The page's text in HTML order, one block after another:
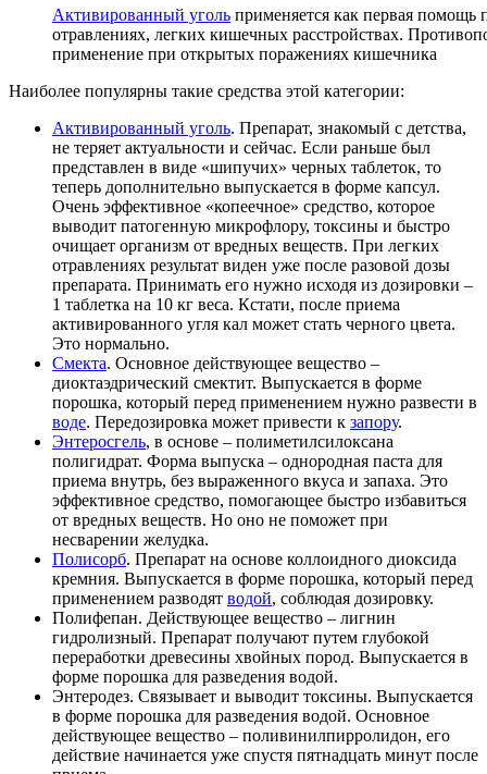
Активированный уголь применяется как первая
отравлениях, легких кишечных расстройствах.
применение при открытых поражениях кишечника
Наиболее популярны такие средства этой категории:
Активированный уголь. Препарат, знакомый с детства,
не теряет актуальности и сейчас. Если раньше был
представлен в виде «шипучих» черных таблеток, то
теперь дополнительно выпускается в форме капсул.
Очень эффективное «копеечное» средство, которое
выводит патогенную микрофлору, токсины и быстро
очищает организм от вредных веществ. При легких
отравлениях результат виден уже после разовой дозы
препарата. Принимать его нужно исходя из дозировки –
1 таблетка на 10 кг веса. Кстати, после приема
активированного угля кал может стать черного цвета.
Это нормально.
Смекта. Основное действующее вещество –
диоктаэдрический смектит. Выпускается в форме
порошка, который перед применением нужно развести в
воде. Передозировка может привести к запору.
Энтеросгель, в основе – полиметилсилоксана
полигидрат. Форма выпуска – однородная паста для
приема внутрь, без выраженного вкуса и запаха. Это
эффективное средство, помогающее быстро избавиться
от вредных веществ. Но оно не поможет при
несварении желудка.
Полисорб. Препарат на основе коллоидного диоксида
кремния. Выпускается в форме порошка, который перед
применением разводят водой, соблюдая дозировку.
Полифепан. Действующее вещество – лигнин
гидролизный. Препарат получают путем глубокой
переработки древесины хвойных пород. Выпускается в
форме порошка для разведения водой.
Энтеродез. Связывает и выводит токсины. Выпускается
в форме порошка для разведения водой. Основное
действующее вещество – поливинилпирролидон, его
действие начинается уже спустя пятнадцать минут после